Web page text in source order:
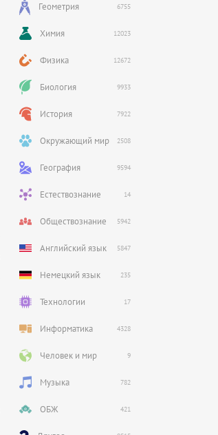
Геометрия 6755
Химия 12023
Физика 12672
Биология 9933
История 7922
Окружающий мир 2508
География 9594
Естествознание 14
Обществознание 5942
Английский язык 5847
Немецкий язык 235
Технологии 17
Информатика 4328
Человек и мир 9
Музыка 782
ОБЖ 421